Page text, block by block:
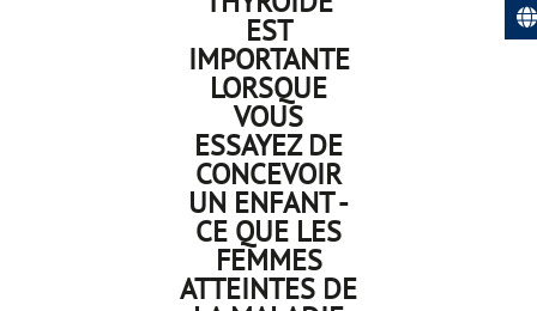
EST
IMPORTANTE
LORSQUE
VOUS
ESSAYEZ DE
CONCEVOIR
UN ENFANT -
CE QUE LES
FEMMES
ATTEINTES DE